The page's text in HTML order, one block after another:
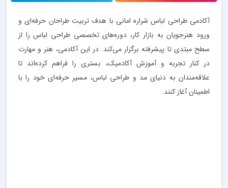
آکادمی طراحی لباس شراره امانی با هدف تربیت طراحان حرفه‌ای و
ورود هنرجویان به بازار کار، دوره‌های تخصصی طراحی لباس را از
سطح مبتدی تا پیشرفته برگزار می‌کند. در این آکادمی، هنر و مهارت
در کنار تجربه و آموزش آکادمیک، بستری را فراهم کرده‌اند تا
علاقه‌مندان به دنیای مد و طراحی لباس، مسیر حرفه‌ای خود را با
اطمینان آغاز کنند.